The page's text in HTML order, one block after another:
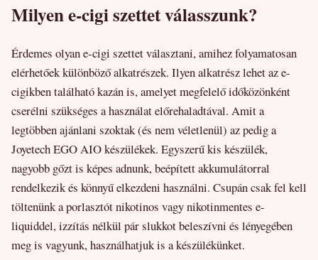
Milyen e-cigi szettet válasszunk?
Érdemes olyan e-cigi szettet választani, amihez folyamatosan
elérhetőek különböző alkatrészek. Ilyen alkatrész lehet az e-
cigikben található kazán is, amelyet megfelelő időközönként
cserélni szükséges a használat előrehaladtával. Amit a
legtöbben ajánlani szoktak (és nem véletlenül) az pedig a
Joyetech EGO AIO készülékek. Egyszerű kis készülék,
nagyobb gőzt is képes adnunk, beépített akkumulátorral
rendelkezik és könnyű elkezdeni használni. Csupán csak fel kell
töltenünk a porlasztót nikotinos vagy nikotinmentes e-
liquiddel, izzítás nélkül pár slukkot beleszívni és lényegében
meg is vagyunk, használhatjuk is a készülékünket.